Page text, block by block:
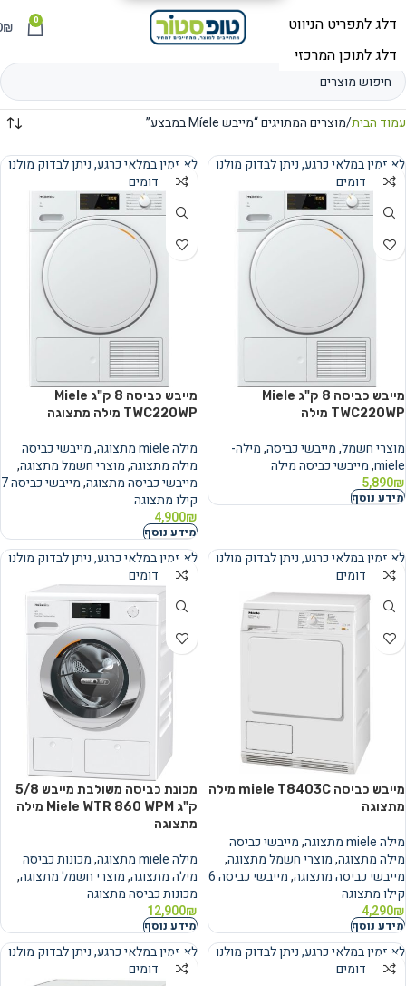
תפריט 0
₪
עמוד הבית מוצרים המתויגים “מייבש Míele במבצע”
נמכר
לא זמין במלאי כרגע, ניתן לבדוק מולנו
מוצרים דומים
מייבש כביסה ‏8 ‏ק"ג Miele
TWC220WP מילה
מוצרי חשמל,מייבשי כביסה,מילה-
miele
,מייבשי כביסה מילה
5,890₪
מידע נוסף
נמכר
לא זמין במלאי כרגע, ניתן לבדוק מולנו
מוצרים דומים
מייבש כביסה ‏8 ‏ק"ג Miele
TWC220WP מילה מתצוגה
מילה miele מתצוגה ,מייבשי כביסה
מילה מתצוגה,מוצרי חשמל מתצוגה,
מייבשי כביסה מתצוגה,
מייבשי כביסה 7
קילו מתצוגה
4,900₪
מידע נוסף
נמכר
לא זמין במלאי כרגע, ניתן לבדוק מולנו
מוצרים דומים
מייבש כביסה miele T8403C מילה
מתצוגה
מילה miele מתצוגה ,מייבשי כביסה
מילה מתצוגה,מוצרי חשמל מתצוגה,
מייבשי כביסה מתצוגה,
מייבשי כביסה 6
קילו מתצוגה
4,290₪
מידע נוסף
נמכר
לא זמין במלאי כרגע, ניתן לבדוק מולנו
מוצרים דומים
מכונת כביסה משולבת מייבש 8/‏5
‏ק"ג Miele WTR 860 WPM מילה
מתצוגה
מילה miele מתצוגה ,מכונות כביסה
מילה מתצוגה,מוצרי חשמל מתצוגה,
מכונות כביסה מתצוגה
12,900₪
מידע נוסף
נמכר
לא זמין במלאי כרגע, ניתן לבדוק מולנו
מוצרים דומים
נמכר
לא זמין במלאי כרגע, ניתן לבדוק מולנו
מוצרים דומים